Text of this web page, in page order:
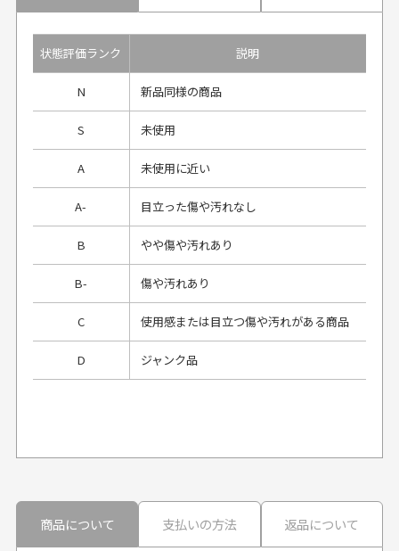
状態評価ランク 説明
N 新品同様の商品
S 未使用
A 未使用に近い
A- 目立った傷や汚れなし
B やや傷や汚れあり
B- 傷や汚れあり
C 使用感または目立つ傷や汚れがある商品
D ジャンク品
30代男性
商品について 支払いの方法 返品について